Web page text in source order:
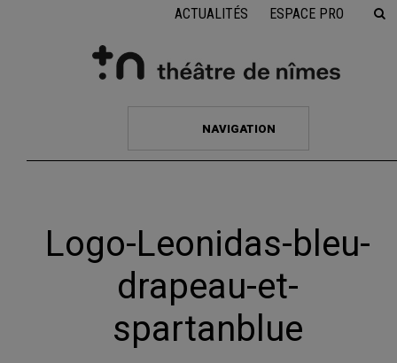
ACTUALITÉS ESPACE PRO
NAVIGATION
Logo-Leonidas-bleu-
drapeau-et-
spartanblue